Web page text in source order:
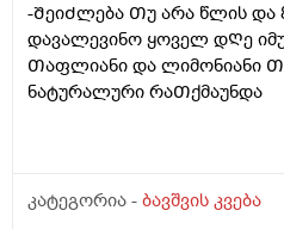
და საკვებისთვის მიყოლება
არც არაფერს აყოლებს
საჭმელს ჭამს, მოშივდება,
ჭამს, მერე კიდევ
მირჩიეთ რამე, ან
სამზარეულოდან ვერ
-ᲨეიᲫლება Თუ არა წლის და
დავალევინო ყოველ დᲦე
Თაფლიანი და ლიმონიანი
ნატურალური რაᲗქმაუნდა
კატეგორია - ბავშვის კვება